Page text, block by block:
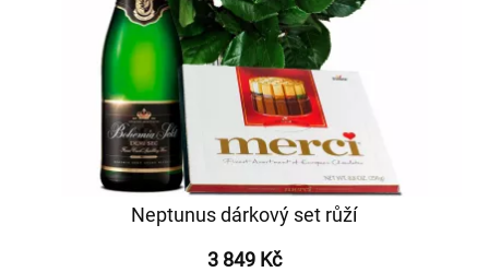
Neptunus dárkový set růží
3 849 Kč